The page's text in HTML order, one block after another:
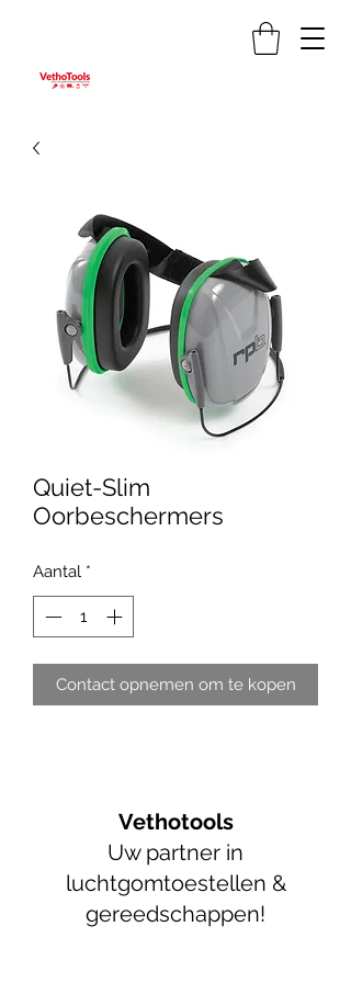
Quiet-Slim
Oorbeschermers
Aantal *
Contact opnemen om te kopen
Vethotools
Uw partner in
luchtgomtoestellen &
gereedschappen!